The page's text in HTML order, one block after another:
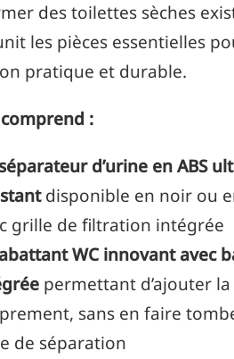
des toilettes sèches
les pièces essentielles
pratique et durable.
:
d’urine en ABS
disponible en noir ou
grille de filtration intégrée
WC innovant avec
permettant d’ajouter
sans en faire
de séparation